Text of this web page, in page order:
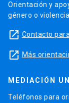
Orientación y
género o
launch Contacto
launch Más
MEDIACIÓN
Teléfonos para